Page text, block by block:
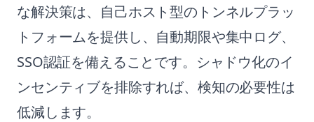
な解決策は、自己ホスト型のトンネルプラッ
トフォームを提供し、自動期限や集中ログ、
SSO認証を備えることです。シャドウ化のイ
ンセンティブを排除すれば、検知の必要性は
低減します。